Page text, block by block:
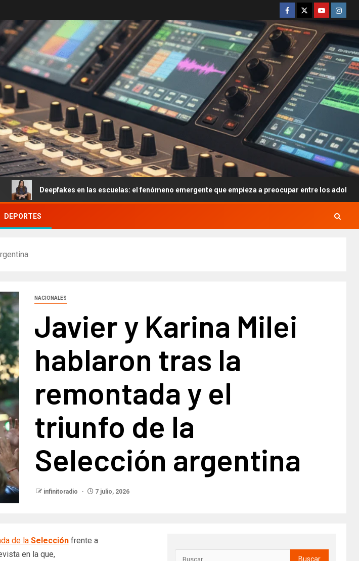
las escuelas: el fenómeno emergente que empieza a preocupar entre los adolescentes
DEPORTES
NACIONALES
Javier y Karina Milei
hablaron tras la
remontada y el
triunfo de la
Selección argentina
infinitoradio 7 julio, 2026
de la Selección frente a
en la que,